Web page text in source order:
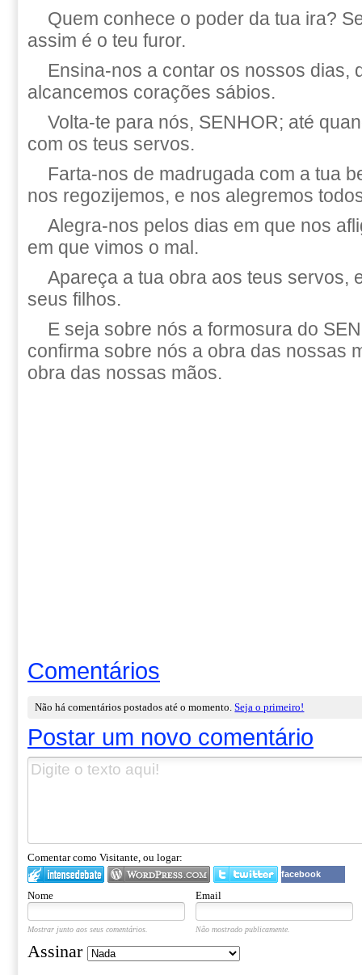
Quem conhece o poder da tua ira?
assim é o teu furor.
Ensina-nos a contar os nossos dias,
alcancemos corações sábios.
Volta-te para nós, SENHOR; até
com os teus servos.
Farta-nos de madrugada com a tua
nos regozijemos, e nos alegremos
Alegra-nos pelos dias em que nos
em que vimos o mal.
Apareça a tua obra aos teus servos,
seus filhos.
E seja sobre nós a formosura do
confirma sobre nós a obra das nossas
obra das nossas mãos.
Comentários
Não há comentários postados até o momento.Seja o primeiro!
Postar um novo comentário
Comentar como Visitante, ou logar:
facebook
Nome Email
Mostrar junto aos seus comentários. Não mostrado publicamente.
Assinar